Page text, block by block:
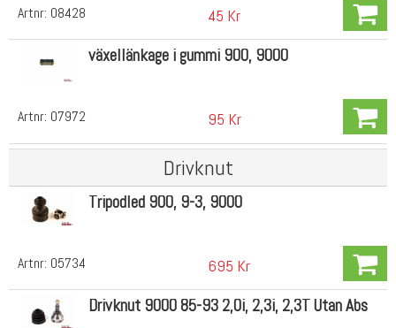
Artnr: 08428 45 Kr
Artnr: 07972
växellänkage i gummi 900, 9000
95 Kr
Drivknut
Artnr: 05734
Tripodled 900, 9-3, 9000
695 Kr
Drivknut 9000 85-93 2,0i, 2,3i, 2,3T Utan Abs